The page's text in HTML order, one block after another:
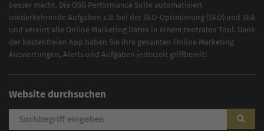
besser macht. Die OSG Performance Suite automatisiert
wiederkehrende Aufgaben z.B. bei der SEO-Optimierung (SEO) und SEA
und vereint alle Online Marketing Daten in einem zentralen Tool. Dank
der kostenfreien App haben Sie Ihre gesamten Online Marketing
Auswertungen, Alerts und Aufgaben jederzeit griffbereit!
Website durchsuchen